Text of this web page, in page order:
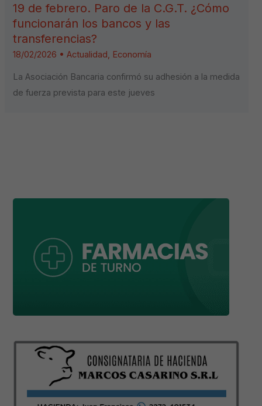
19 de febrero. Paro de la C.G.T. ¿Cómo
funcionarán los bancos y las
transferencias?
18/02/2026 •Actualidad, Economía
La Asociación Bancaria confirmó su adhesión a la medida
de fuerza prevista para este jueves